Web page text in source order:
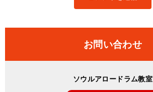
お問い合わせ
ソウルアロードラム教室